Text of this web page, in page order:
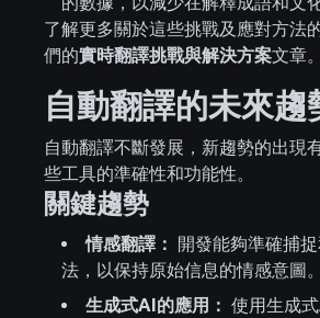
了解更多關於這些挑戰及應對方法
們的實時翻譯挑戰與解決方案文章。
自動翻譯的未來趨
自動翻譯不斷發展，新趨勢的出現
些工具的準確性和功能性。
關鍵趨勢
情感翻譯：
開發能夠準確捕
法，以保持原始信息的情感意圖。
生成式AI的應用： 使用生成